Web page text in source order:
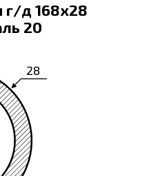
г/д 168х28
20
28